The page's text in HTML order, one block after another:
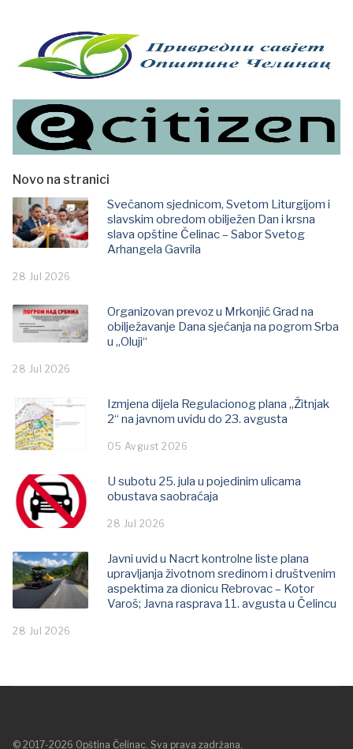
Novo na stranici
Svečanom sjednicom, Svetom Liturgijom i
slavskim obredom obilježen Dan i krsna
slava opštine Čelinac – Sabor Svetog
Arhangela Gavrila
28 Jul 2026
Organizovan prevoz u Mrkonjić Grad na
obilježavanje Dana sjećanja na pogrom Srba
u „Oluji“
28 Jul 2026
Izmjena dijela Regulacionog plana „Žitnjak
2“ na javnom uvidu do 23. avgusta
05 Avgust 2026
U subotu 25. jula u pojedinim ulicama
obustava saobraćaja
28 Jul 2026
Javni uvid u Nacrt kontrolne liste plana
upravljanja životnom sredinom i društvenim
aspektima za dionicu Rebrovac – Kotor
Varoš; Јavna rasprava 11. avgusta u Čelincu
28 Jul 2026
© 2017-2026 Opština Čelinac. Sva prava zadržana.